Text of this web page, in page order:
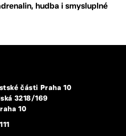
hudba i smysluplné
části Praha 10
3218/169
10